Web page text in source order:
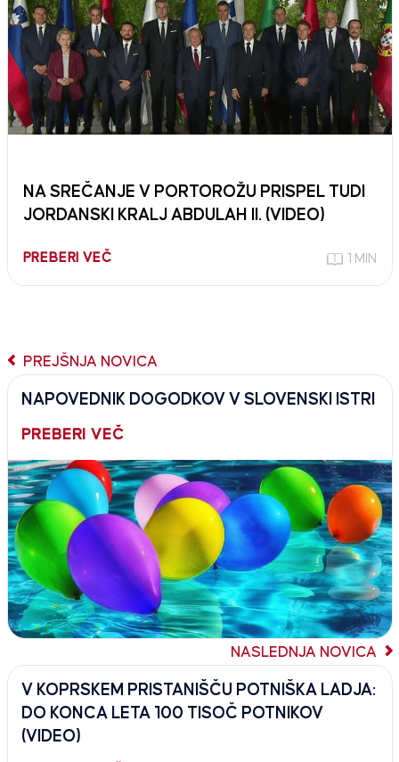
NA SREČANJE V PORTOROŽU PRISPEL TUDI
JORDANSKI KRALJ ABDULAH II. (VIDEO)
PREBERI VEČ 1 MIN
PREJŠNJA NOVICA
NAPOVEDNIK DOGODKOV V SLOVENSKI ISTRI
PREBERI VEČ
NASLEDNJA NOVICA
V KOPRSKEM PRISTANIŠČU POTNIŠKA LADJA:
DO KONCA LETA 100 TISOČ POTNIKOV
(VIDEO)